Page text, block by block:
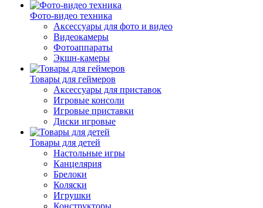
Фото-видео техника
Аксессуары для фото и видео
Видеокамеры
Фотоаппараты
Экшн-камеры
Товары для геймеров
Аксессуары для приставок
Игровые консоли
Игровые приставки
Диски игровые
Товары для детей
Настольные игры
Канцелярия
Брелоки
Коляски
Игрушки
Конструкторы